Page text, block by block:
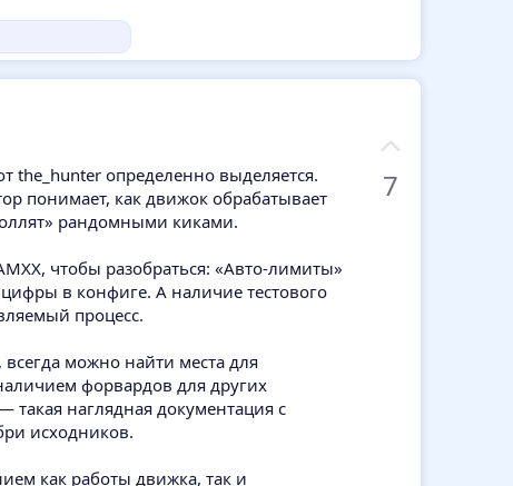
the_hunter определенно выделяется.
понимает, как движок обрабатывает
рандомными киками.
чтобы разобраться: «Авто-лимиты»
в конфиге. А наличие тестового
процесс.
можно найти места для
форвардов для других
наглядная документация с
исходников.
как работы движка, так и
7